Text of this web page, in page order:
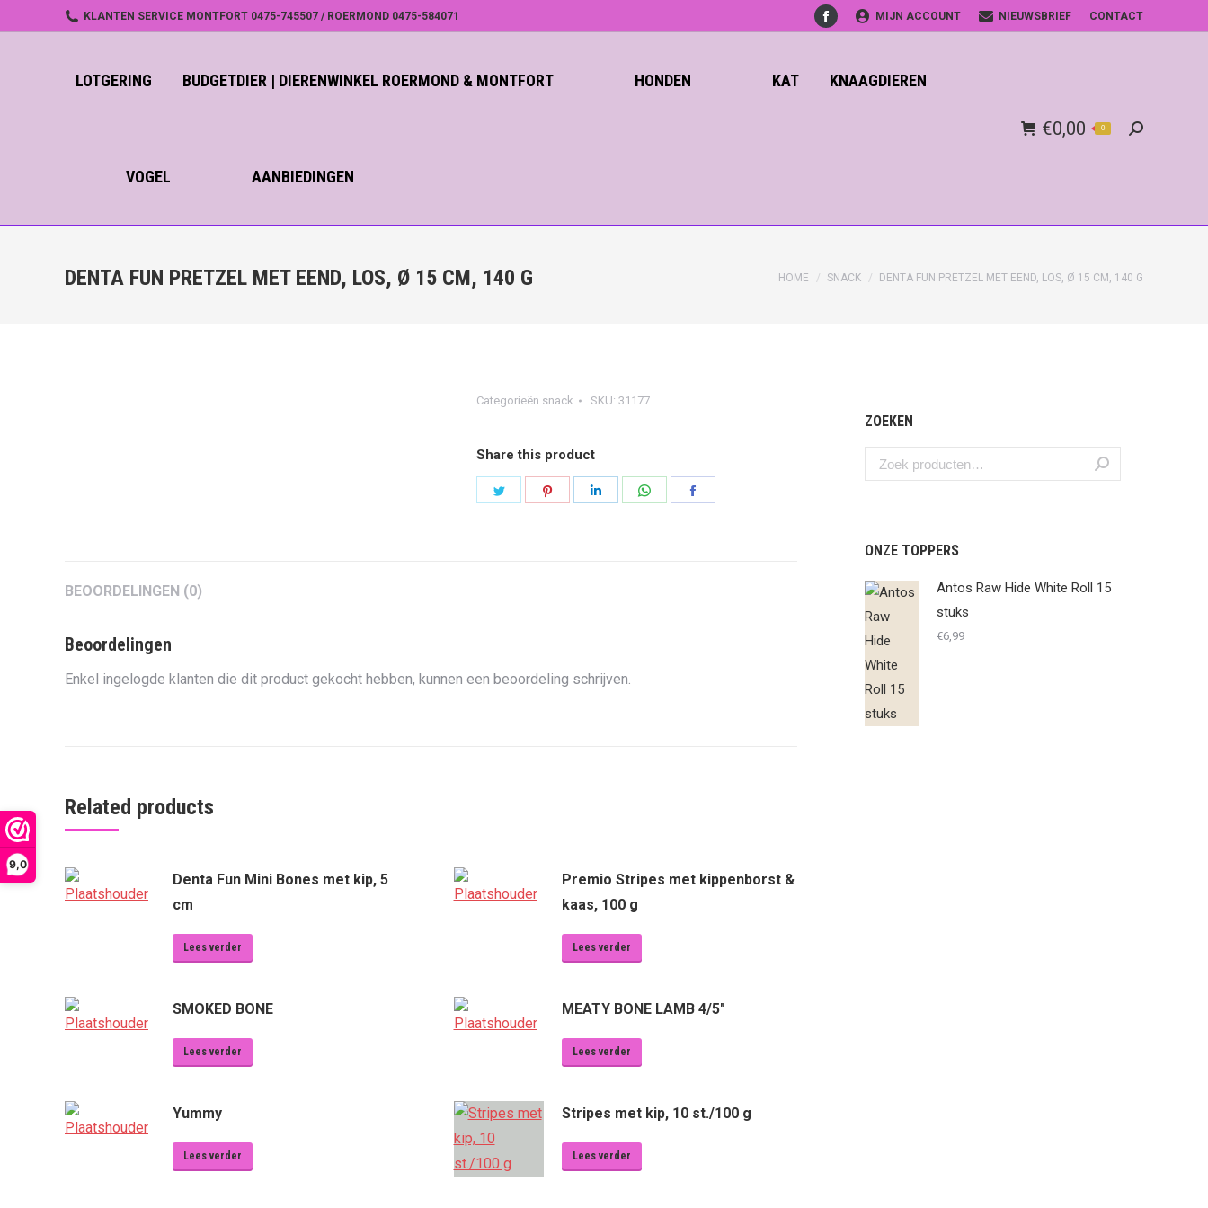
9,0
KLANTEN SERVICE MONTFORT 0475-745507 / ROERMOND 0475-584071
Facebook
MIJN ACCOUNT NIEUWSBRIEF CONTACT
LOTGERING BUDGETDIER | DIERENWINKEL ROERMOND & MONTFORT HONDEN KAT KNAAGDIEREN
VOGEL AANBIEDINGEN
€0,00 0 Search:
DENTA FUN PRETZEL MET EEND, LOS, Ø 15 CM, 140 G HOME SNACK DENTA FUN PRETZEL MET EEND, LOS, Ø 15 CM, 140 G
Categorieën snack SKU: 31177
Share this product
Share
Share
BEOORDELINGEN (0)
Beoordelingen
Enkel ingelogde klanten die dit product gekocht hebben, kunnen een beoordeling schrijven.
Related products
Denta Fun Mini Bones met kip, 5
cm
Lees verder
Premio Stripes met kippenborst &
kaas, 100 g
Lees verder
SMOKED BONE
Lees verder
MEATY BONE LAMB 4/5"
Lees verder
Yummy
Lees verder
Stripes met kip, 10 st./100 g
Lees verder
ZOEKEN
ONZE TOPPERS
Antos Raw Hide White Roll 15
stuks
€6,99